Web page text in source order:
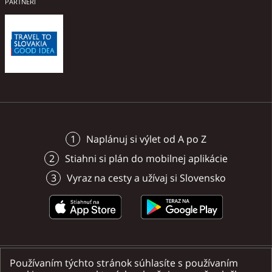
PARTNERI
Naplánuj si výlet od A po Z
Stiahni si plán do mobilnej aplikácie
Vyraz na cesty a užívaj si Slovensko
Nájdete nás na sociálnych sieťach
Používaním týchto stránok súhlasíte s používaním